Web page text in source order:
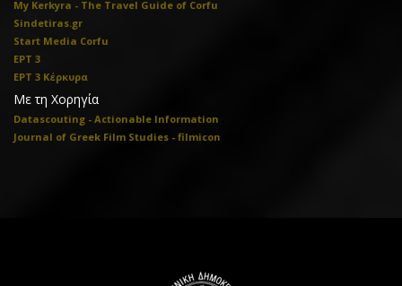
My Kerkyra - The Travel Guide of Corfu
Sindetiras.gr
Start Media Corfu
ΕΡΤ 3
ΕΡΤ 3 Κέρκυρα
Με τη Χορηγία
Datascouting - Actionable Information
Journal of Greek Film Studies - filmicon